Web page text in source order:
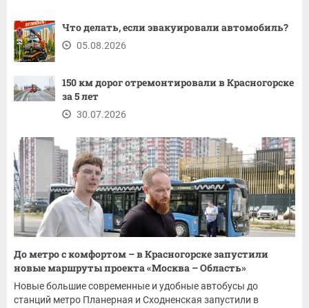
Что делать, если эвакуировали автомобиль?
05.08.2026
150 км дорог отремонтировали в Красногорске
за 5 лет
30.07.2026
До метро с комфортом – в Красногорске запустили
новые маршруты проекта «Москва – Область»
Новые большие современные и удобные автобусы до
станций метро Планерная и Сходненская запустили в